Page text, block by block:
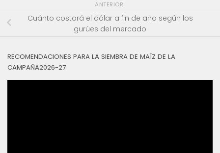
ANTERIOR
Cuánto costará el dólar a fin de año según los
gurúes del mercado
RECOMENDACIONES PARA LA SIEMBRA DE MAÍZ DE LA
CAMPAÑA2026-27